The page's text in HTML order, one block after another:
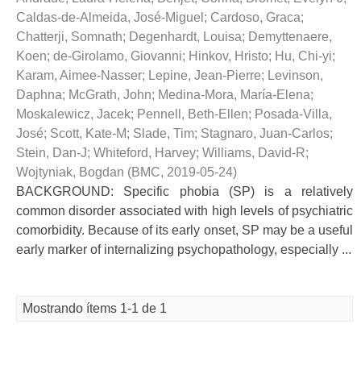
Caldas-de-Almeida, José-Miguel ; Cardoso, Graca;
Chatterji, Somnath; Degenhardt, Louisa; Demyttenaere,
Koen; de-Girolamo, Giovanni; Hinkov, Hristo; Hu, Chi-yi;
Karam, Aimee-Nasser; Lepine, Jean-Pierre; Levinson,
Daphna; McGrath, John; Medina-Mora, María-Elena;
Moskalewicz, Jacek; Pennell, Beth-Ellen; Posada-Villa,
José; Scott, Kate-M; Slade, Tim; Stagnaro, Juan-Carlos;
Stein, Dan-J; Whiteford, Harvey; Williams, David-R;
Wojtyniak, Bogdan (BMC, 2019-05-24)
BACKGROUND: Specific phobia (SP) is a relatively
common disorder associated with high levels of psychiatric
comorbidity. Because of its early onset, SP may be a useful
early marker of internalizing psychopathology, especially ...
Mostrando ítems 1-1 de 1